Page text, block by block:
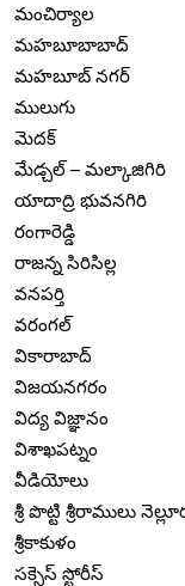
మంచిర్యాల
మహబూబాబాద్
మహబూబ్ నగర్
ములుగు
మెదక్
మేడ్చల్ – మల్కాజిగిరి
యాదాద్రి భువనగిరి
రంగారెడ్డి
రాజన్న సిరిసిల్ల
వనపర్తి
వరంగల్
వికారాబాద్
విజయనగరం
విద్య విజ్ఞానం
విశాఖపట్నం
వీడియోలు
శ్రీ పొట్టి శ్రీరాములు
శ్రీకాకుళం
సక్సెస్ స్టోరీస్